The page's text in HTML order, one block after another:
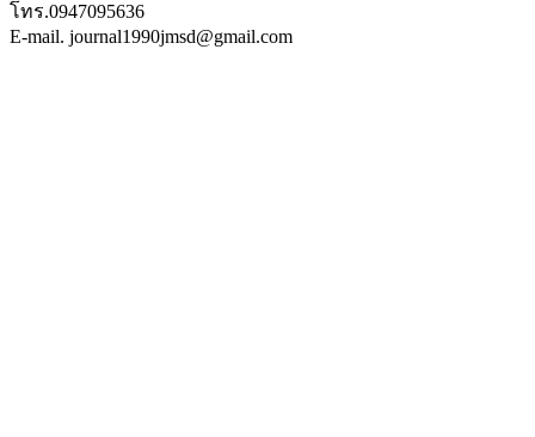
โทร.0947095636
E-mail. journal1990jmsd@gmail.com